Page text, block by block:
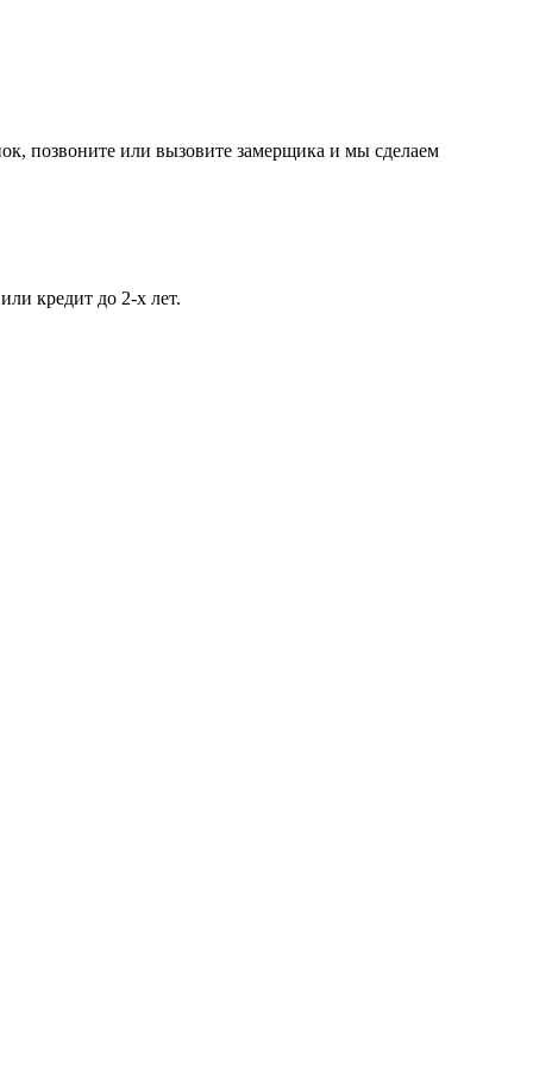
позвоните или вызовите замерщика и мы сделаем
кредит до 2-х лет.